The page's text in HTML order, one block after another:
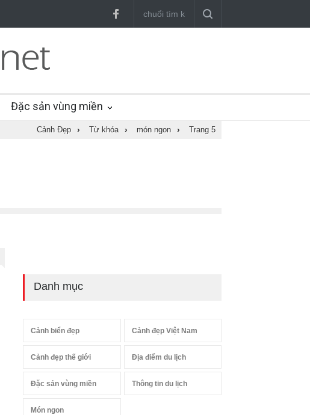
Đặc sản vùng miền
Cảnh Đẹp › Từ khóa › món ngon › Trang 5
Danh mục
Cảnh biển đẹp Cảnh đẹp Việt Nam
Cảnh đẹp thế giới Địa điểm du lịch
Đặc sản vùng miền Thông tin du lịch
Món ngon